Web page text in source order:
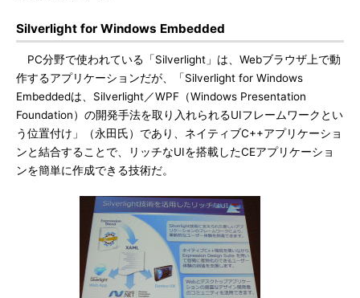
Silverlight for Windows Embedded
PC分野で使われている「Silverlight」は、Webブラウザ上で動
作するアプリケーションだが、「Silverlight for Windows
Embeddedは、Silverlight／WPF（Windows Presentation
Foundation）の開発手法を取り入れられるUIフレームワークとい
う位置付け」（永田氏）であり、ネイティブC++アプリケーショ
ンと結合することで、リッチなUIを搭載したCEアプリケーショ
ンを簡単に作成できる技術だ。